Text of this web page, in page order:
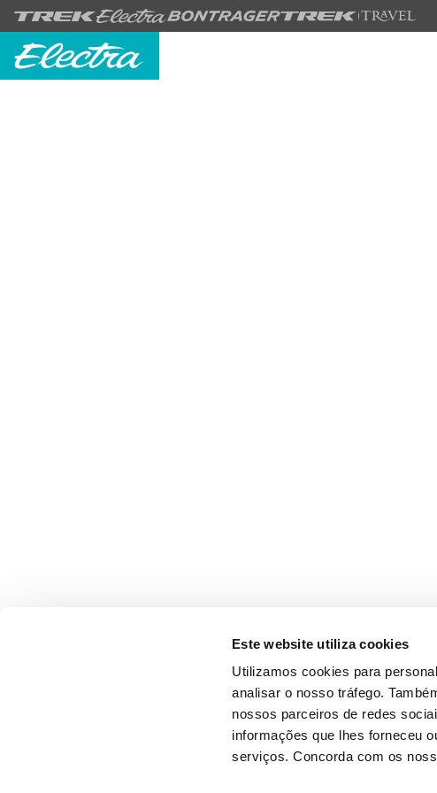
Este website utiliza cookies
Utilizamos cookies para
analisar o nosso tráfego.
nossos parceiros de redes
informações que lhes forneceu
serviços. Concorda com os